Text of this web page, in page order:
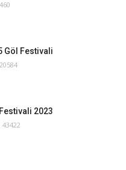
Göl Festivali
20584
2023
43422